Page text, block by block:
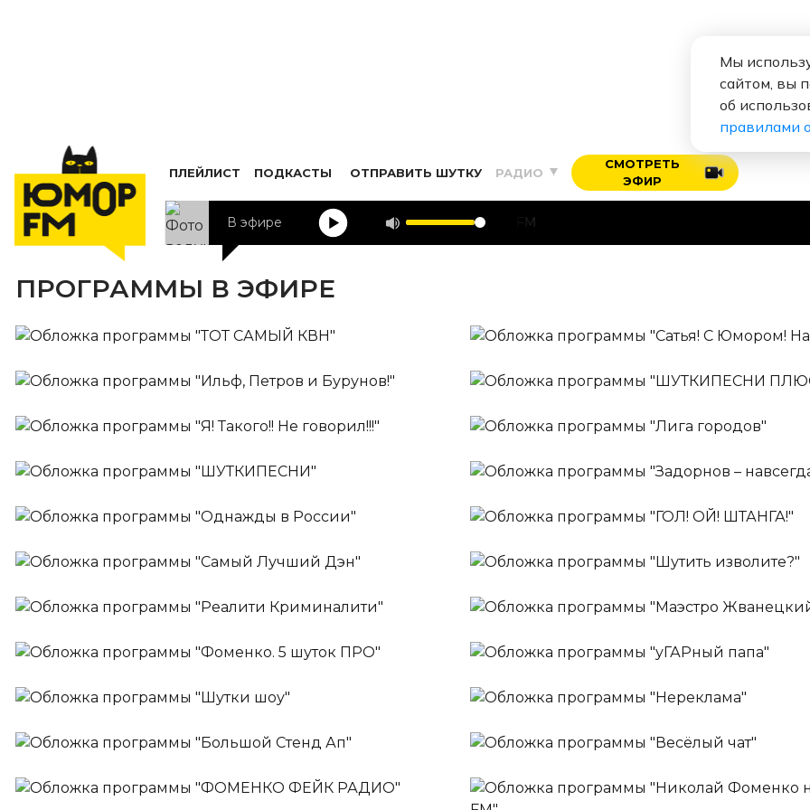
ПЛЕЙЛИСТ ПОДКАСТЫ ОТПРАВИТЬ ШУТКУ РАДИО
СМОТРЕТЬ
ЭФИР
В эфире HUMOR FM
ПРОГРАММЫ В ЭФИРЕ
ТОТ САМЫЙ КВН Сатья! С Юмором! На Юмор
Ильф, Петров и Бурунов!
Ведущий:
Сергей Бурунов
ШУТКИПЕСНИ ПЛЮС
Ведущие:
Стас Ярушин, Надежда
Я! Такого!! Не говорил!!! Лига городов
ШУТКИПЕСНИ
Ведущие:
Стас Ярушин, Люся Чеботина
Задорнов – навсегда!
Однажды в России ГОЛ! ОЙ! ШТАНГА!
Ведущий:
Роман Юнусов
Самый Лучший Дэн
Ведущий:
Денис Клявер
Шутить изволите?
Ведущий:
Михаил Полицеймако
Реалити Криминалити Маэстро Жванецкий
Ведущий:
Михаил Жванецкий
Фоменко. 5 шуток ПРО
Ведущий:
Николай Фоменко
уГАРный папа
Ведущий:
Гар Дмитриев
Шутки шоу
Ведущие: Антон Бурный, Ольга Мажара
Нереклама
Большой Стенд Ап Весёлый чат
Мы
сайтом, вы
об
правилами